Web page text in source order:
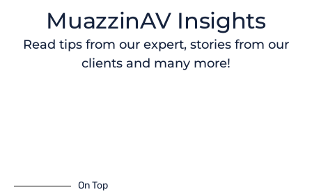
MuazzinAV Insights
Read tips from our expert, stories from our
clients and many more!
On Top